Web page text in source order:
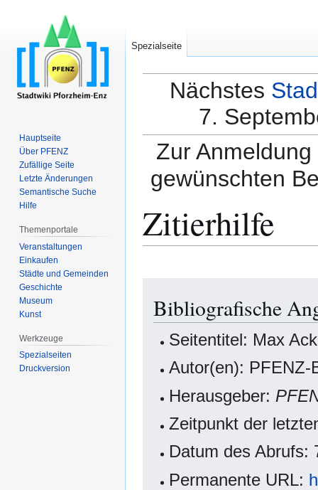
Nächstes
7.
Zur
gewünschten
Zitierhilfe
Navigation
springen
Suche
springen
Bibliografische
Seitentitel: Max
Autor(en): PFENZ-
Herausgeber:
Zeitpunkt der
Datum des Abrufs:
Permanente URL:
Spezialseite
Hauptseite
Über PFENZ
Zufällige Seite
Letzte Änderungen
Semantische Suche
Hilfe
Themenportale
Veranstaltungen
Einkaufen
Städte und Gemeinden
Geschichte
Museum
Kunst
Werkzeuge
Spezialseiten
Druckversion